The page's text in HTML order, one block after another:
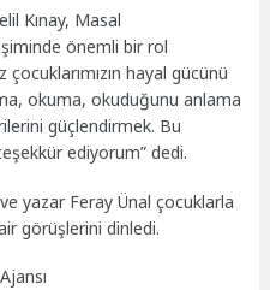
Kınay, Masal
önemli bir rol
çocuklarımızın hayal gücünü
okuma, okuduğunu anlama
güçlendirmek. Bu
ediyorum” dedi.
yazar Feray Ünal çocuklarla
görüşlerini dinledi.